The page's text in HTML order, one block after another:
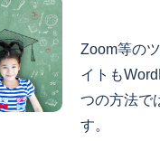
Zoom等の
イトも
つの方法で
す。